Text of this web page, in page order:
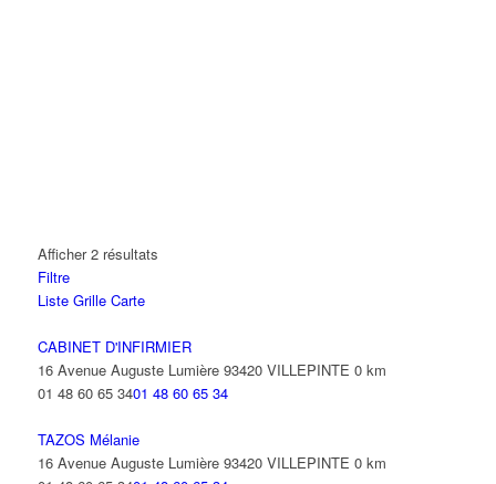
Afficher 2 résultats
Filtre
Liste Grille Carte
CABINET D'INFIRMIER
16 Avenue Auguste Lumière 93420 VILLEPINTE 0 km
01 48 60 65 3401 48 60 65 34
TAZOS Mélanie
16 Avenue Auguste Lumière 93420 VILLEPINTE 0 km